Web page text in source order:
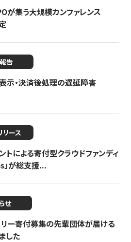
が集う大規模カンファレンス
告
表示・決済後処理の遅延障害
リース
トによる寄付型クラウドファンディ
」が総支援...
せ
リー寄付募集の先輩団体が届ける
した